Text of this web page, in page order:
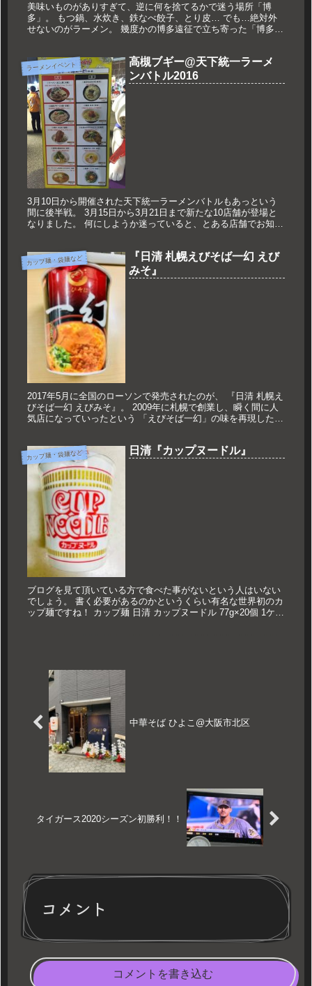
美味いものがありすぎて、逆に何を捨てるかで迷う場所「博
多」。 もつ鍋、水炊き、鉄なべ餃子、とり皮… でも…絶対外
せないのがラーメン。 幾度かの博多遠征で立ち寄った「博多だ
ラーメンイベント
高槻ブギー@天下統一ラーメ
ンバトル2016
3月10日から開催された天下統一ラーメンバトルもあっという
間に後半戦。 3月15日から3月21日まで新たな10店舗が登場と
なりました。 何にしようか迷っていると、とある店舗でお知り
カップ麺・袋麺など
『日清 札幌えびそば一幻 えび
みそ』
2017年5月に全国のローソンで発売されたのが、 『日清 札幌え
びそば一幻 えびみそ』。 2009年に札幌で創業し、瞬く間に人
気店になっていったという 「えびそば一幻」の味を再現した一
カップ麺・袋麺など 日清『カップヌードル』
ブログを見て頂いている方で食べた事がないという人はいない
でしょう。 書く必要があるのかというくらい有名な世界初のカ
ップ麺ですね！ カップ麺 日清 カップヌードル 77g×20個 1ケー
中華そば ひよこ@大阪市北区
タイガース2020シーズン初勝利！！
コメント
コメントを書き込む